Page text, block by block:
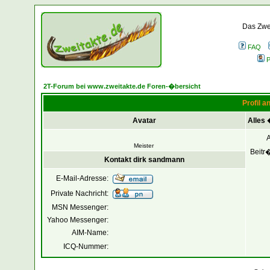
Das
FAQ
2T-Forum bei www.zweitakte.de Foren-�bersicht
Profil
Avatar Alles
Meister
Kontakt dirk sandmann
E-Mail-Adresse:
Private Nachricht:
MSN Messenger:
Yahoo Messenger:
AIM-Name:
ICQ-Nummer: